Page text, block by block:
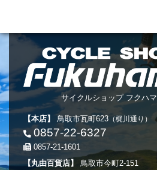
サイクルショップ フクハマ
【本店】 鳥取市瓦町623 （梶川通り）
0857-22-6327
0857-21-1601
【丸由百貨店】
鳥取市今町2-151